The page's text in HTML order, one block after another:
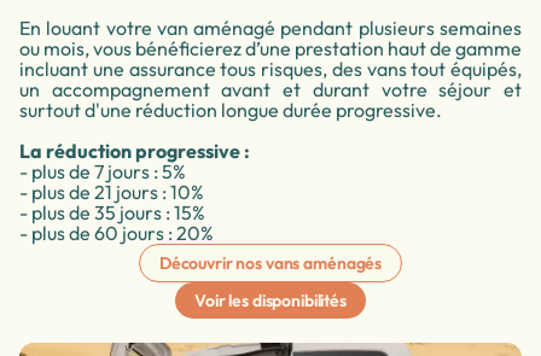
En louant votre van aménagé pendant plusieurs semaines
ou mois, vous bénéficierez d’une prestation haut de gamme
incluant une assurance tous risques, des vans tout équipés,
un accompagnement avant et durant votre séjour et
surtout d'une réduction longue durée progressive.
La réduction progressive :
- plus de 7 jours : 5%
- plus de 21 jours : 10%
- plus de 35 jours : 15%
- plus de 60 jours : 20%
Découvrir nos vans aménagés
Voir les disponibilités